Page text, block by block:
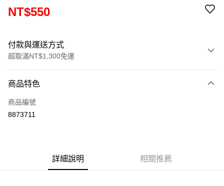
NT$550
付款與運送方式
超取滿NT$1,300免運
信用卡一次付款
超商取貨付款
商品特色
商品編號
8873711
詳細說明 相關推薦